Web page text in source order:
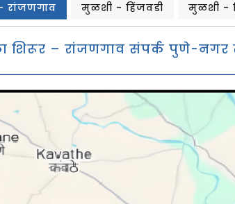
रांजणगाव मुळशी - हिंजवडी मुळशी -
शिरूर – रांजणगाव संपर्क पुणे-नगर